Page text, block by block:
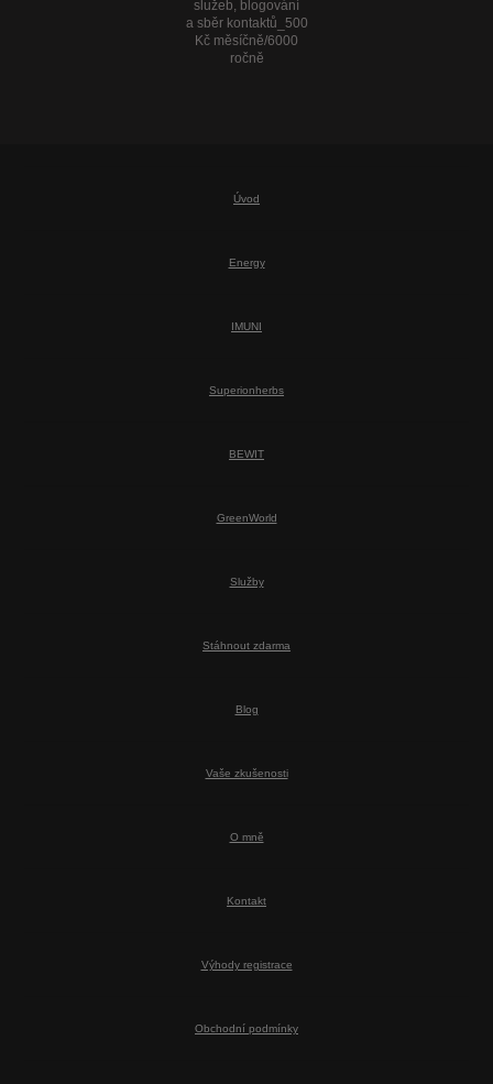
služeb, blogování
a sběr kontaktů_500
Kč měsíčně/6000
ročně
Úvod
Energy
IMUNI
Superionherbs
BEWIT
GreenWorld
Služby
Stáhnout zdarma
Blog
Vaše zkušenosti
O mně
Kontakt
Výhody registrace
Obchodní podmínky